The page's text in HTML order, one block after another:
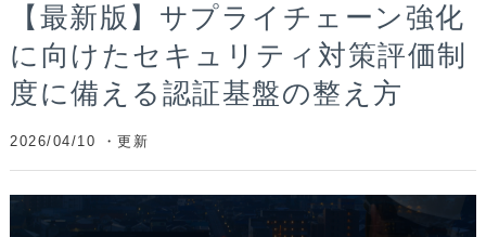
【最新版】サプライチェーン強化
に向けたセキュリティ対策評価制
度に備える認証基盤の整え方
2026/04/10